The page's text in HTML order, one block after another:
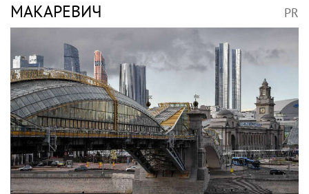
Сергунина: Пятый фестиваль «Вкусы
России» пройдет в Москве 13–23 августа
Рок
КИНЧЕВ PR